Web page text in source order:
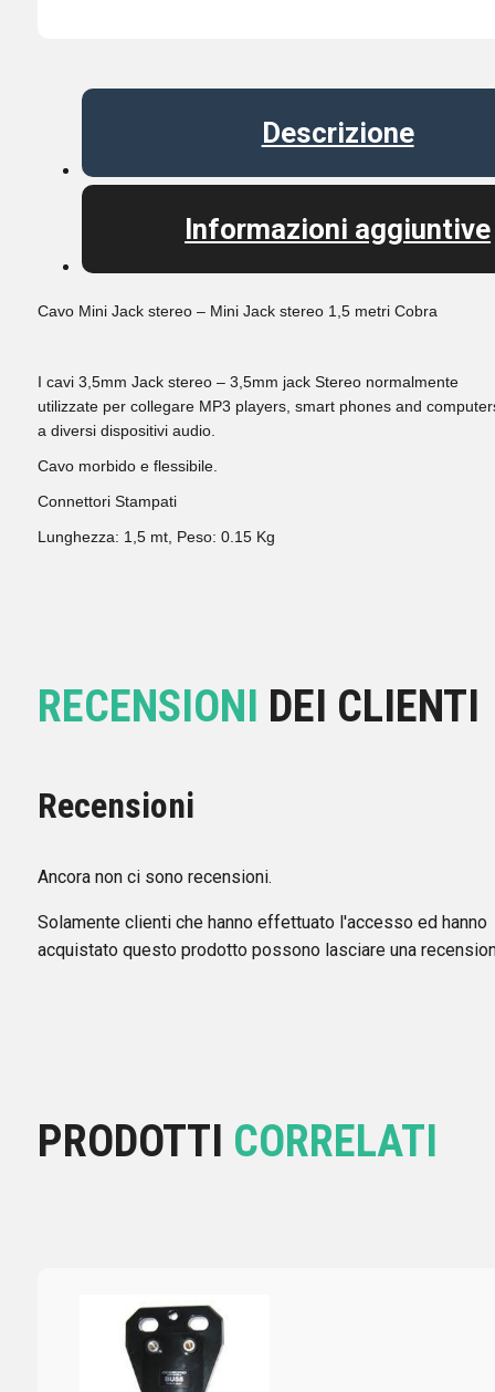
Descrizione
Informazioni aggiuntive
Cavo Mini Jack stereo – Mini Jack stereo 1,5 metri Cobra
I cavi 3,5mm Jack stereo – 3,5mm jack Stereo normalmente
utilizzate per collegare MP3 players, smart phones and
a diversi dispositivi audio.
Cavo morbido e flessibile.
Connettori Stampati
Lunghezza: 1,5 mt, Peso: 0.15 Kg
RECENSIONI DEI CLIENTI
Recensioni
Ancora non ci sono recensioni.
Solamente clienti che hanno effettuato l'accesso ed hanno
acquistato questo prodotto possono lasciare una
PRODOTTI CORRELATI